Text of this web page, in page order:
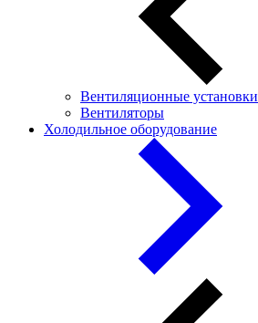
Вентиляционные установки
Вентиляторы
Холодильное оборудование